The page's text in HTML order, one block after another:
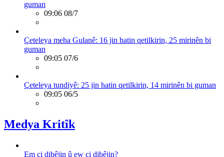
guman
09:06 08/7
Çeteleya meha Gulanê: 16 jin hatin qetilkirin, 25 mirinên bi
guman
09:05 07/6
Çeteleya tundiyê: 25 jin hatin qetilkirin, 14 mirinên bi guman
09:05 06/5
Medya Kritîk
Em çi dibêjin û ew çi dibêjin?